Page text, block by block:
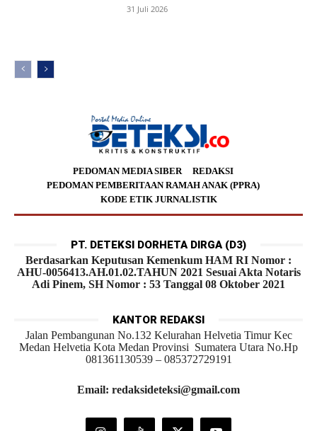
31 Juli 2026
PEDOMAN MEDIA SIBER
REDAKSI
PEDOMAN PEMBERITAAN RAMAH ANAK (PPRA)
KODE ETIK JURNALISTIK
PT. DETEKSI DORHETA DIRGA (D3)
Berdasarkan Keputusan Kemenkum HAM RI Nomor :
AHU-0056413.AH.01.02.TAHUN 2021 Sesuai Akta Notaris
Adi Pinem, SH Nomor : 53 Tanggal 08 Oktober 2021
KANTOR REDAKSI
Jalan Pembangunan No.132 Kelurahan Helvetia Timur Kec
Medan Helvetia Kota Medan Provinsi Sumatera Utara No.Hp
081361130539 – 085372729191
Email: redaksideteksi@gmail.com